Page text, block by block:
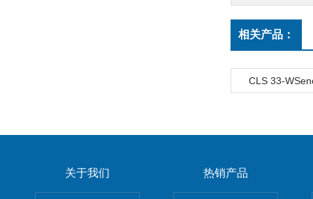
相关产品：
CLS 33-
关于我们 热销产品